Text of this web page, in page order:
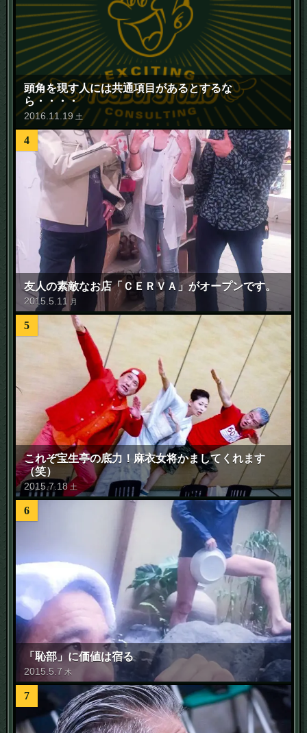
頭角を現す人には共通項目があるとするな
ら・・・・
2016 11 19 土
4
友人の素敵なお店「ＣＥＲＶＡ」がオープンです。
2015 5 11 月
5
これぞ宝生亭の底力！麻衣女将かましてくれます
（笑）
2015.7. 18 土
6
「恥部」に価値は宿る
2015 5 .7 木
7